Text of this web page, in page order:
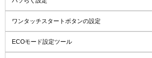
ワンタッチスタートボタンの設定
ECOモード設定ツール